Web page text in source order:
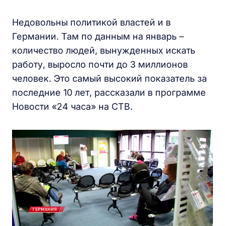
Недовольны политикой властей и в
Германии. Там по данным на январь –
количество людей, вынужденных искать
работу, выросло почти до 3 миллионов
человек. Это самый высокий показатель за
последние 10 лет, рассказали в программе
Новости «24 часа» на СТВ.